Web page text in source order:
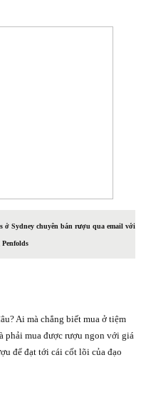
ở Sydney chuyên bán rượu qua email với
Penfolds
Ai mà chẳng biết mua ở tiệm
phải mua được rượu ngon với giá
để đạt tới cái cốt lõi của đạo